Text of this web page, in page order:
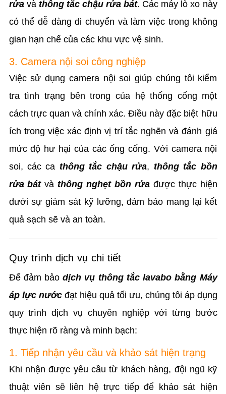
rửavà thông tắc chậu rửa bát. Các máy lò xo này
có thể dễ dàng di chuyển và làm việc trong không
gian hạn chế của các khu vực vệ sinh.
3. Camera nội soi công nghiệp
Việc sử dụng camera nội soi giúp chúng tôi kiểm
tra tình trạng bên trong của hệ thống cống một
cách trực quan và chính xác. Điều này đặc biệt hữu
ích trong việc xác định vị trí tắc nghẽn và đánh giá
mức độ hư hại của các ống cống. Với camera nội
soi, các ca thông tắc chậu rửa, thông tắc bồn
rửa bátvàthông nghẹt bồn rửađược thực hiện
dưới sự giám sát kỹ lưỡng, đảm bảo mang lại kết
quả sạch sẽ và an toàn.
Quy trình dịch vụ chi tiết
Để đảm bảodịch vụ thông tắc lavabo bằng Máy
áp lực nướcđạt hiệu quả tối ưu, chúng tôi áp dụng
quy trình dịch vụ chuyên nghiệp với từng bước
thực hiện rõ ràng và minh bạch:
1. Tiếp nhận yêu cầu và khảo sát hiện trạng
Khi nhận được yêu cầu từ khách hàng, đội ngũ kỹ
thuật viên sẽ liên hệ trực tiếp để khảo sát hiện